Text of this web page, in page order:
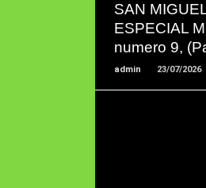
SAN
ESPECIAL
numero 9,
admin 23/07/2026